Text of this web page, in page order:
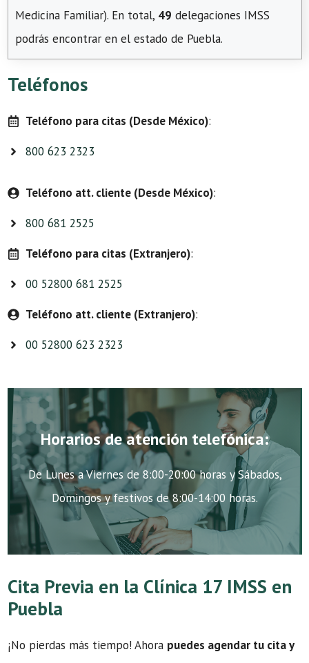
Medicina Familiar). En total, 49 delegaciones IMSS
podrás encontrar en el estado de Puebla.
Teléfonos
Teléfono para citas (Desde México):
800 623 2323
Teléfono att. cliente (Desde México):
800 681 2525
Teléfono para citas (Extranjero):
00 52800 681 2525
Teléfono att. cliente (Extranjero):
00 52800 623 2323
Horarios de atención telefónica:
De Lunes a Viernes de 8:00-20:00 horas y Sábados,
Domingos y festivos de 8:00-14:00 horas.
Cita Previa en la Clínica 17 IMSS en
Puebla
¡No pierdas más tiempo! Ahora puedes agendar tu cita y